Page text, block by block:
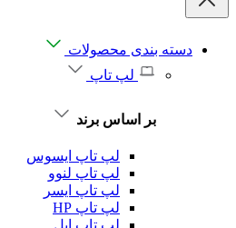
دسته بندی محصولات
لپ تاپ
بر اساس برند
لپ تاپ ایسوس
لپ تاپ لنوو
لپ تاپ ایسر
لپ تاپ HP